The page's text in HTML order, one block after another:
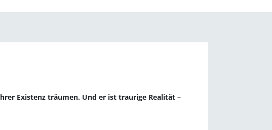
Existenz träumen. Und er ist traurige Realität –